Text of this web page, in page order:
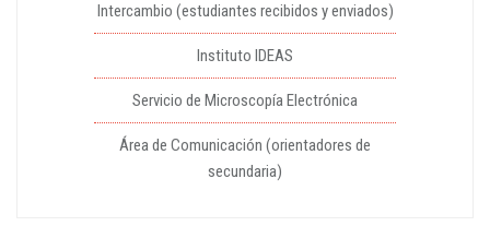
Intercambio (estudiantes recibidos y enviados)
Instituto IDEAS
Servicio de Microscopía Electrónica
Área de Comunicación (orientadores de
secundaria)